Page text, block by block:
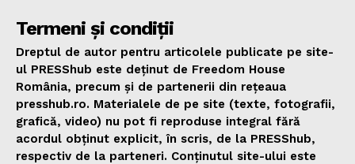
Termeni și condiții
Dreptul de autor pentru articolele publicate pe site-
ul PRESShub este deținut de Freedom House
România, precum și de partenerii din rețeaua
presshub.ro. Materialele de pe site (texte, fotografii,
grafică, video) nu pot fi reproduse integral fără
acordul obținut explicit, în scris, de la PRESShub,
respectiv de la parteneri. Conținutul site-ului este